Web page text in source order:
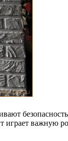
играет важную